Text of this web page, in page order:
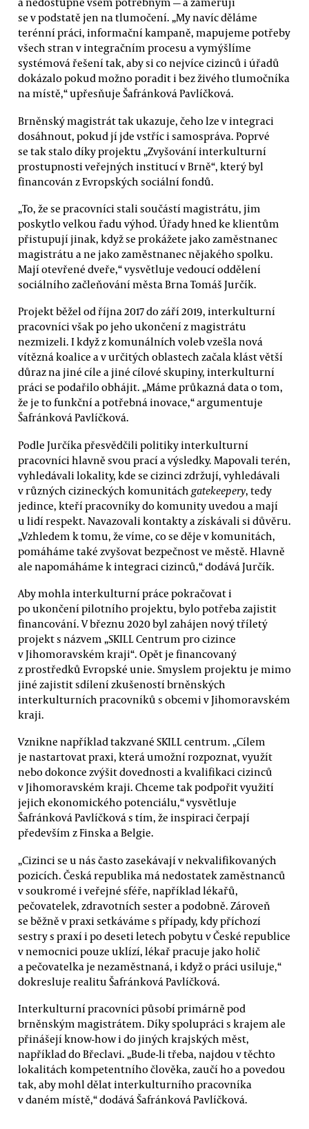
se v podstatě jen na tlumočení. „My navíc děláme
terénní práci, informační kampaně, mapujeme potřeby
všech stran v integračním procesu a vymýšlíme
systémová řešení tak, aby si co nejvíce cizinců i úřadů
dokázalo pokud možno poradit i bez živého tlumočníka
na místě,“ upřesňuje Šafránková Pavlíčková.
Brněnský magistrát tak ukazuje, čeho lze v integraci
dosáhnout, pokud jí jde vstříc i samospráva. Poprvé
se tak stalo díky projektu „Zvyšování interkulturní
prostupnosti veřejných institucí v Brně“, který byl
financován z Evropských sociální fondů.
„To, že se pracovníci stali součástí magistrátu, jim
poskytlo velkou řadu výhod. Úřady hned ke klientům
přistupují jinak, když se prokážete jako zaměstnanec
magistrátu a ne jako zaměstnanec nějakého spolku.
Mají otevřené dveře,“ vysvětluje vedoucí oddělení
sociálního začleňování města Brna Tomáš Jurčík.
Projekt běžel od října 2017 do září 2019, interkulturní
pracovníci však po jeho ukončení z magistrátu
nezmizeli. I když z komunálních voleb vzešla nová
vítězná koalice a v určitých oblastech začala klást větší
důraz na jiné cíle a jiné cílové skupiny, interkulturní
práci se podařilo obhájit. „Máme průkazná data o tom,
že je to funkční a potřebná inovace,“ argumentuje
Šafránková Pavlíčková.
Podle Jurčíka přesvědčili politiky interkulturní
pracovníci hlavně svou prací a výsledky. Mapovali terén,
vyhledávali lokality, kde se cizinci zdržují, vyhledávali
v různých cizineckých komunitách gatekeepery, tedy
jedince, kteří pracovníky do komunity uvedou a mají
u lidí respekt. Navazovali kontakty a získávali si důvěru.
„Vzhledem k tomu, že víme, co se děje v komunitách,
pomáháme také zvyšovat bezpečnost ve městě. Hlavně
ale napomáháme k integraci cizinců,“ dodává Jurčík.
Aby mohla interkulturní práce pokračovat i
po ukončení pilotního projektu, bylo potřeba zajistit
financování. V březnu 2020 byl zahájen nový tříletý
projekt s názvem „SKILL Centrum pro cizince
v Jihomoravském kraji“. Opět je financovaný
z prostředků Evropské unie. Smyslem projektu je mimo
jiné zajistit sdílení zkušeností brněnských
interkulturních pracovníků s obcemi v Jihomoravském
kraji.
Vznikne například takzvané SKILL centrum. „Cílem
je nastartovat praxi, která umožní rozpoznat, využít
nebo dokonce zvýšit dovednosti a kvalifikaci cizinců
v Jihomoravském kraji. Chceme tak podpořit využití
jejich ekonomického potenciálu,“ vysvětluje
Šafránková Pavlíčková s tím, že inspiraci čerpají
především z Finska a Belgie.
„Cizinci se u nás často zasekávají v nekvalifikovaných
pozicích. Česká republika má nedostatek zaměstnanců
v soukromé i veřejné sféře, například lékařů,
pečovatelek, zdravotních sester a podobně. Zároveň
se běžně v praxi setkáváme s případy, kdy příchozí
sestry s praxí i po deseti letech pobytu v České republice
v nemocnici pouze uklízí, lékař pracuje jako holič
a pečovatelka je nezaměstnaná, i když o práci usiluje,“
dokresluje realitu Šafránková Pavlíčková.
Interkulturní pracovníci působí primárně pod
brněnským magistrátem. Díky spolupráci s krajem ale
přinášejí know-how i do jiných krajských měst,
například do Břeclavi. „Bude-li třeba, najdou v těchto
lokalitách kompetentního člověka, zaučí ho a povedou
tak, aby mohl dělat interkulturního pracovníka
v daném místě,“ dodává Šafránková Pavlíčková.